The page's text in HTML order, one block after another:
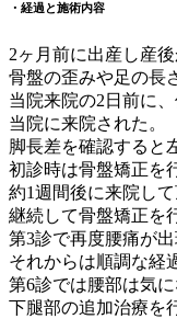
・経過と施術内容
2ヶ月前に出産し産
骨盤の歪みや足の長
当院来院の2日前に
当院に来院された。
脚長差を確認すると
初診時は骨盤矯正を
約1週間後に来院し
継続して骨盤矯正を
第3診で再度腰痛が
それからは順調な経
第6診では腰部は気
下腿部の追加治療を